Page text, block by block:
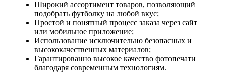
Широкий ассортимент товаров, позволяющий
подобрать футболку на любой вкус;
Простой и понятный процесс заказа через сайт
или мобильное приложение;
Использование исключительно безопасных и
высококачественных материалов;
Гарантированно высокое качество фотопечати
благодаря современным технологиям.